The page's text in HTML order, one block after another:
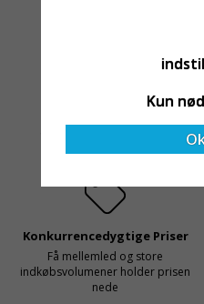
med en leverantör som
lagervarer
Konkurrencedygtige Priser
Få mellemled og store
indkøbsvolumener holder prisen
nede
Kun